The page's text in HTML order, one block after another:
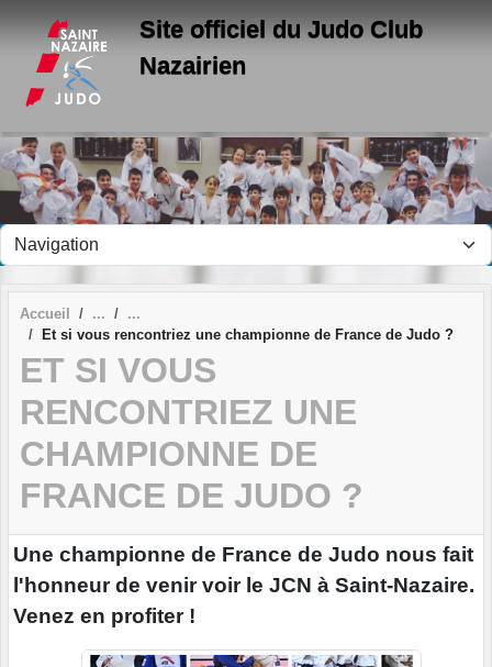
Site officiel du Judo Club
Nazairien
Accueil
Et si vous rencontriez une championne de France de Judo ?
ET SI VOUS
RENCONTRIEZ UNE
CHAMPIONNE DE
FRANCE DE JUDO ?
Une championne de France de Judo nous fait
l'honneur de venir voir le JCN à Saint-Nazaire.
Venez en profiter !